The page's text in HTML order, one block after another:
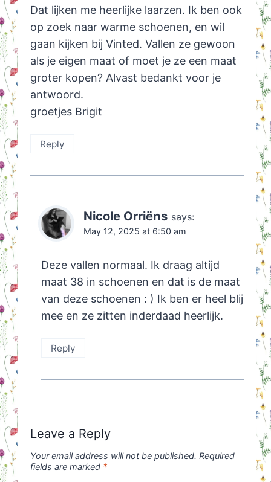
Dat lijken me heerlijke laarzen. Ik ben ook
op zoek naar warme schoenen, en wil
gaan kijken bij Vinted. Vallen ze gewoon
als je eigen maat of moet je ze een maat
groter kopen? Alvast bedankt voor je
antwoord.
groetjes Brigit
Reply
Nicole Orriëns says:
May 12, 2025 at 6:50 am
Deze vallen normaal. Ik draag altijd
maat 38 in schoenen en dat is de maat
van deze schoenen : ) Ik ben er heel blij
mee en ze zitten inderdaad heerlijk.
Reply
Leave a Reply
Your email address will not be published. Required
fields are marked *